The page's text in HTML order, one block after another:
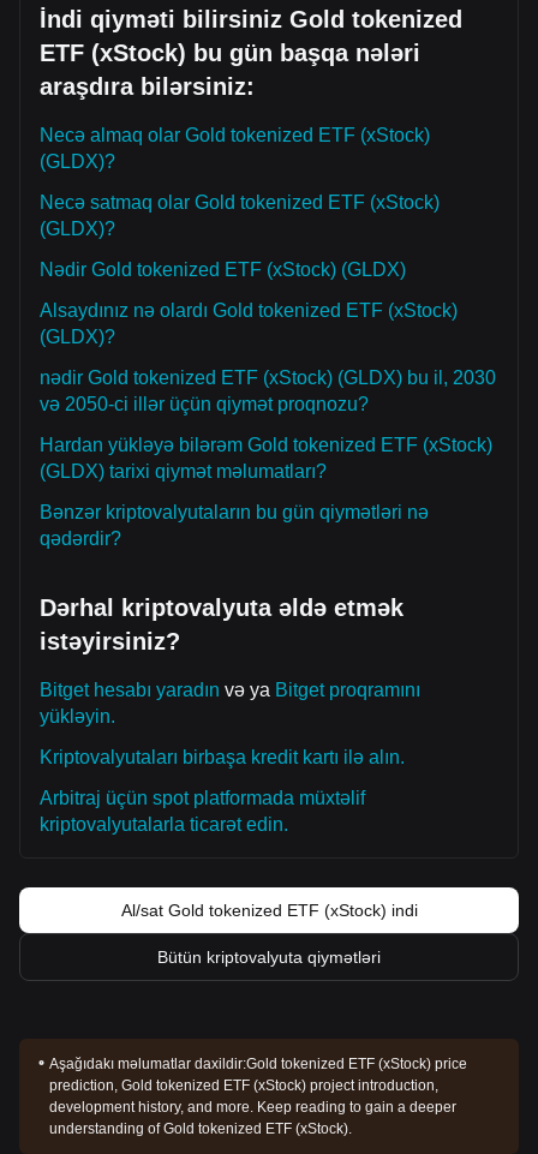
İndi qiyməti bilirsiniz Gold tokenized
ETF (xStock) bu gün başqa nələri
araşdıra bilərsiniz:
Necə almaq olar Gold tokenized ETF (xStock)
(GLDX)?
Necə satmaq olar Gold tokenized ETF (xStock)
(GLDX)?
Nədir Gold tokenized ETF (xStock) (GLDX)
Alsaydınız nə olardı Gold tokenized ETF (xStock)
(GLDX)?
nədir Gold tokenized ETF (xStock) (GLDX) bu il, 2030
və 2050-ci illər üçün qiymət proqnozu?
Hardan yükləyə bilərəm Gold tokenized ETF (xStock)
(GLDX) tarixi qiymət məlumatları?
Bənzər kriptovalyutaların bu gün qiymətləri nə
qədərdir?
Dərhal kriptovalyuta əldə etmək
istəyirsiniz?
Bitget hesabı yaradın və ya Bitget proqramını
yükləyin.
Kriptovalyutaları birbaşa kredit kartı ilə alın.
Arbitraj üçün spot platformada müxtəlif
kriptovalyutalarla ticarət edin.
Al/sat Gold tokenized ETF (xStock) indi
Bütün kriptovalyuta qiymətləri
Aşağıdakı məlumatlar daxildir:Gold tokenized ETF (xStock) price
prediction, Gold tokenized ETF (xStock) project introduction,
development history, and more. Keep reading to gain a deeper
understanding of Gold tokenized ETF (xStock).